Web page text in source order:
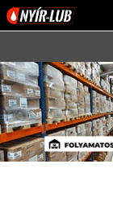
REGISZTRÁCIÓ